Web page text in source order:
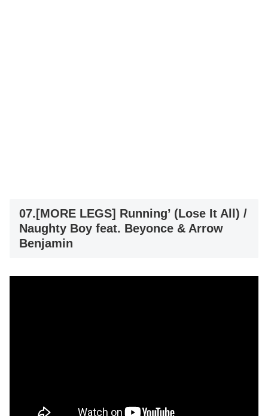
07.[MORE LEGS] Running’ (Lose It All) /
Naughty Boy feat. Beyonce & Arrow
Benjamin